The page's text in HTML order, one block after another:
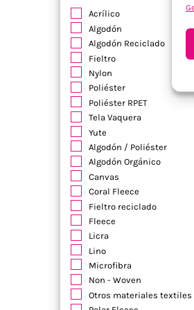
Acrílico
Algodón
Algodón Reciclado
Fieltro
Nylon
Poliéster
Poliéster RPET
Tela Vaquera
Yute
Algodón / Poliéster
Algodón Orgánico
Canvas
Coral Fleece
Fieltro reciclado
Fleece
Licra
Lino
Microfibra
Non - Woven
Otros materiales textiles